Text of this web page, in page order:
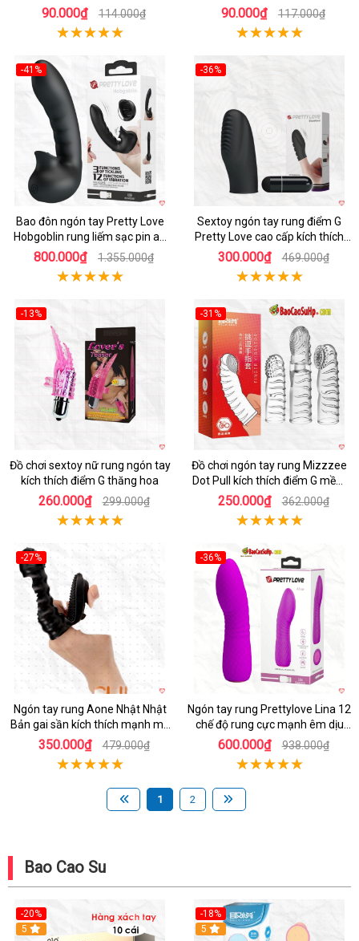
90.000₫ 114.000₫
kích thích
90.000₫ 117.000₫
-41%
Bao đôn ngón tay Pretty Love
Hobgoblin rung liếm sạc pin an
toàn
800.000₫ 1.355.000₫
-36%
Sextoy ngón tay rung điểm G
Pretty Love cao cấp kích thích
cực khoái
300.000₫ 469.000₫
-13%
Đồ chơi sextoy nữ rung ngón tay
kích thích điểm G thăng hoa
260.000₫ 299.000₫
-31%
Hot
Đồ chơi ngón tay rung Mizzzee
Dot Pull kích thích điểm G mềm
mại
250.000₫ 362.000₫
-27%
Hot
Ngón tay rung Aone Nhật Nhật
Bản gai sần kích thích mạnh mẽ
dễ dùng
350.000₫ 479.000₫
-36%
Ngón tay rung Prettylove Lina 12
chế độ rung cực mạnh êm dịu
cầm tay
600.000₫ 938.000₫
1 2
Bao Cao Su
-20%
Hot
5
-18%
5